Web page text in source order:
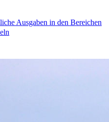
Ausgaben in den Bereichen